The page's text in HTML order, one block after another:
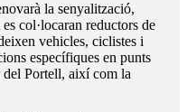
la senyalització,
col·locaran reductors de
vehicles, ciclistes i
específiques en punts
Portell, així com la